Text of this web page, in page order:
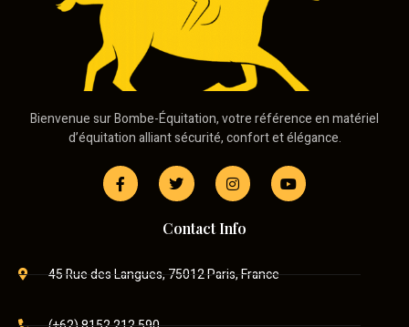
Bienvenue sur Bombe-Équitation, votre référence en matériel
d’équitation alliant sécurité, confort et élégance.
Contact Info
45 Rue des Langues, 75012 Paris, France